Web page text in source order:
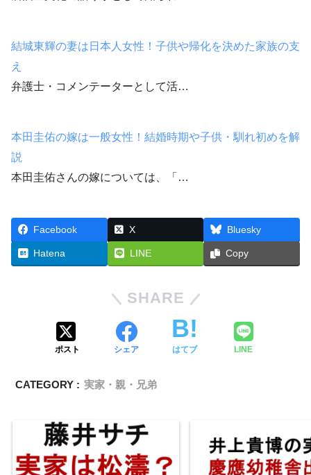
結城東輝の妻は日本人女性！子供や帰化を決めた家族の支
え
弁護士・コメンテーターとして活…
本田圭佑の嫁は一般女性！結婚時期や子供・馴れ初めを解
説
本田圭佑さんの嫁については、「…
Facebook X Bluesky
Hatena LINE Copy
SHARE
ポスト シェア はてブ LINE
CATEGORY : 実家・親・兄弟